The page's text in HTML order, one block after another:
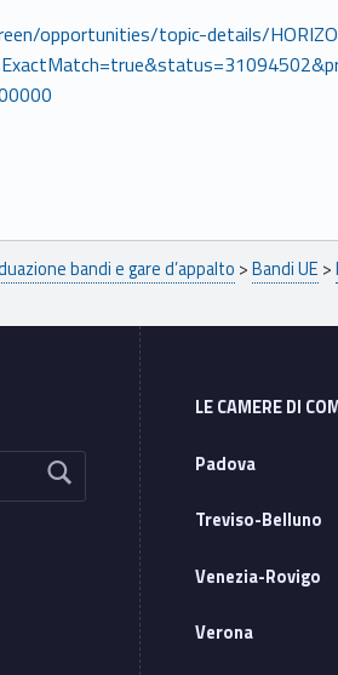
opportunities/topic-details/
bandi e gare d’appalto >Bandi UE >
LE CAMERE DI
Padova
Treviso-Belluno
Venezia-Rovigo
Verona